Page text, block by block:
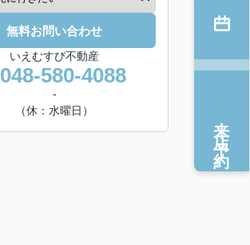
無料お問い合わせ
いえむすび不動産
048-580-4088
-
（休：水曜日）
来店予約